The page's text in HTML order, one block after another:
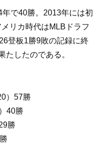
で40勝。2013年には初
リカ時代はMLBドラフ
登板1勝9敗の記録に終
たしたのである。
）57勝
40勝
勝